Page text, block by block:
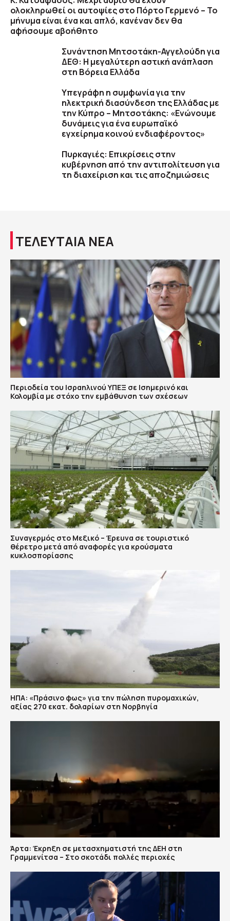
ολοκληρωθεί οι αυτοψίες στο Πόρτο Γερμενό – Το
μήνυμα είναι ένα και απλό, κανέναν δεν θα
αφήσουμε αβοήθητο
Συνάντηση Μητσοτάκη-Αγγελούδη για
ΔΕΘ: Η μεγαλύτερη αστική ανάπλαση
στη Βόρεια Ελλάδα
Υπεγράφη η συμφωνία για την
ηλεκτρική διασύνδεση της Ελλάδας με
την Κύπρο – Μητσοτάκης: «Ενώνουμε
δυνάμεις για ένα ευρωπαϊκό
εγχείρημα κοινού ενδιαφέροντος»
Πυρκαγιές: Επικρίσεις στην
κυβέρνηση από την αντιπολίτευση για
τη διαχείριση και τις αποζημιώσεις
ΤΕΛΕΥΤΑΙΑ ΝΕΑ
Περιοδεία του Ισραηλινού ΥΠΕΞ σε Ισημερινό και
Κολομβία με στόχο την εμβάθυνση των σχέσεων
Συναγερμός στο Μεξικό – Έρευνα σε τουριστικό
θέρετρο μετά από αναφορές για κρούσματα
κυκλοσπορίασης
ΗΠΑ: «Πράσινο φως» για την πώληση πυρομαχικών,
αξίας 270 εκατ. δολαρίων στη Νορβηγία
Άρτα: Έκρηξη σε μετασχηματιστή της ΔΕΗ στη
Γραμμενίτσα – Στο σκοτάδι πολλές περιοχές